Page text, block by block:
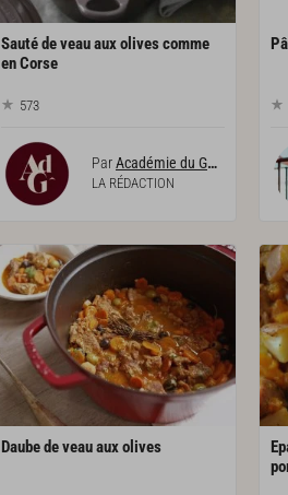
Sauté de veau aux olives comme
en Corse
573
ParAcadémie du Goût
LA RÉDACTION
Daubedeveauauxolives